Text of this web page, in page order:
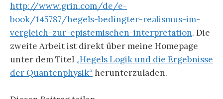
http://www.grin.com/de/e-
book/145787/hegels-bedingter-realismus-im-
vergleich-zur-epistemischen-interpretation. Die
zweite Arbeit ist direkt über meine Homepage
unter dem Titel „Hegels Logik und die Ergebnisse
der Quantenphysik“ herunterzuladen.